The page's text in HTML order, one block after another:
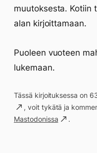
muutoksesta. Kotiin
alan kirjoittamaan.
Puoleen vuoteen
lukemaan.
Tässä kirjoituksessa on
, voit tykätä ja
Mastodonissa
.